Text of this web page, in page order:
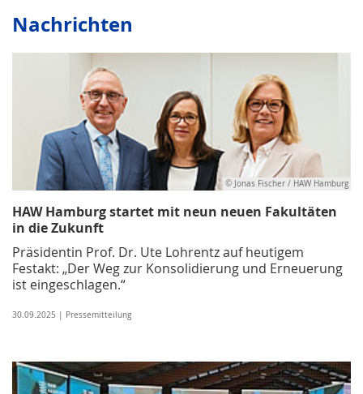
Nachrichten
© Jonas Fischer / HAW Hamburg
HAW Hamburg startet mit neun neuen Fakultäten
in die Zukunft
Präsidentin Prof. Dr. Ute Lohrentz auf heutigem
Festakt: „Der Weg zur Konsolidierung und Erneuerung
ist eingeschlagen.“
30.09.2025 | Pressemitteilung